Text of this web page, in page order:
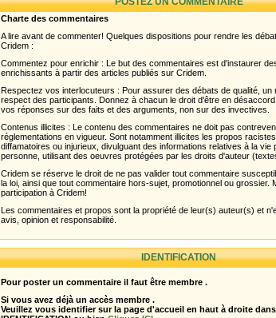
Charte des commentaires
A lire avant de commenter! Quelques dispositions pour rendre les
Cridem :
Commentez pour enrichir : Le but des commentaires est d'instaurer
enrichissants à partir des articles publiés sur Cridem.
Respectez vos interlocuteurs : Pour assurer des débats de qualité, un
respect des participants. Donnez à chacun le droit d'être en
vos réponses sur des faits et des arguments, non sur des invectives.
Contenus illicites : Le contenu des commentaires ne doit pas
réglementations en vigueur. Sont notamment illicites les propos
diffamatoires ou injurieux, divulguant des informations relatives à la vie
personne, utilisant des oeuvres protégées par les droits d'auteur
Cridem se réserve le droit de ne pas valider tout commentaire
la loi, ainsi que tout commentaire hors-sujet, promotionnel ou grossier.
participation à Cridem!
Les commentaires et propos sont la propriété de leur(s) auteur(s) et
avis, opinion et responsabilité.
IDENTIFICATION
Pour poster un commentaire il faut être membre .
Si vous avez déjà un accès membre .
Veuillez vous identifier sur la page d'accueil en haut à droite